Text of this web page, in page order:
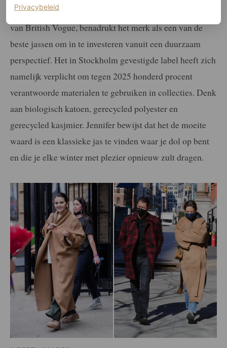
Emily Chan, senior redacteur duurzaamheid en features
van British Vogue, benadrukt het merk als een van de
beste jassen om in te investeren vanuit een duurzaam
perspectief. Het in Stockholm gevestigde label heeft zich
namelijk verplicht om tegen 2025 honderd procent
verantwoorde materialen te gebruiken in collecties. Denk
aan biologisch katoen, gerecycled polyester en
gerecycled kasjmier. Jennifer bewijst dat het de moeite
waard is een klassieke jas te vinden waar je dol op bent
en die je elke winter met plezier opnieuw zult dragen.
Privacybeleid